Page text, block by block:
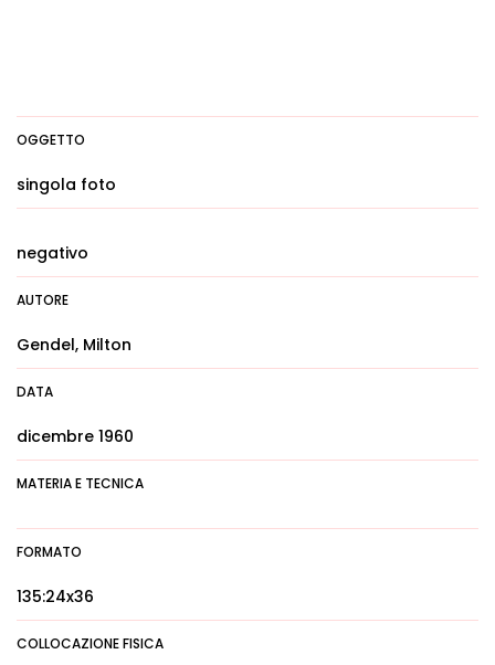
OGGETTO
singola foto
negativo
AUTORE
Gendel, Milton
DATA
dicembre 1960
MATERIA E TECNICA
FORMATO
135:24x36
COLLOCAZIONE FISICA